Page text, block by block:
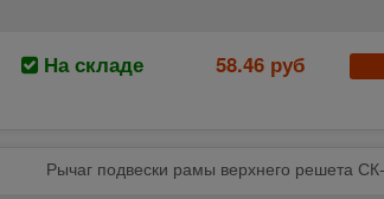
На складе 58.46 руб
Рычаг подвески рамы верхнего решета